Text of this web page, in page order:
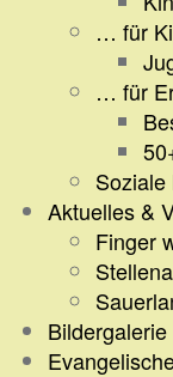
… für
… für
Aktuelles &
Finger
Bildergalerie